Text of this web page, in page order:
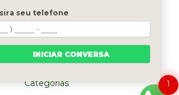
MENU
Home
Institucional
Serviços
Categorias
1
seu telefone
INICIAR CONVERSA